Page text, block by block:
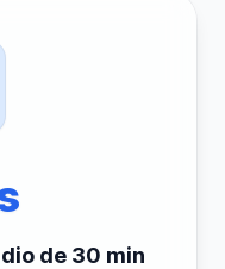
de 30 min